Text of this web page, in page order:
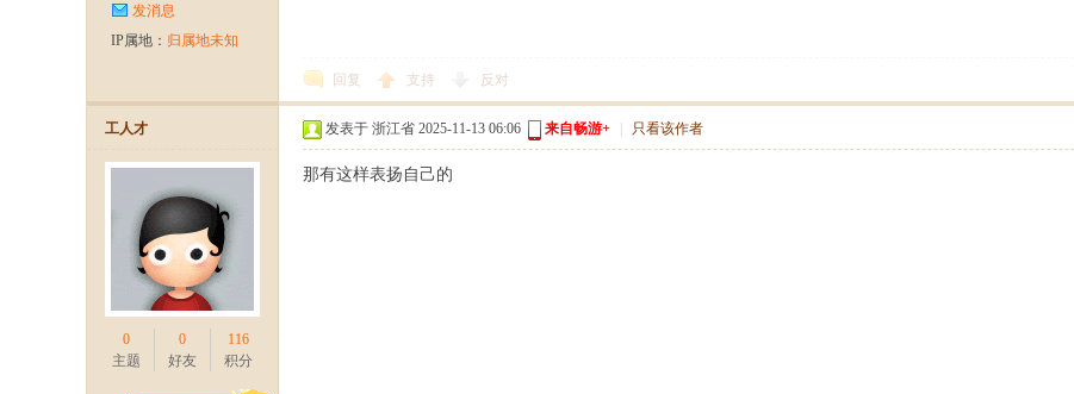
发消息
IP属地： 归属地未知
回复 支持 反对
工人才
0
主题
0
好友
116
积分
发表于 浙江省 2025-11-13 06:06 来自畅游+ 只看该作者
那有这样表扬自己的